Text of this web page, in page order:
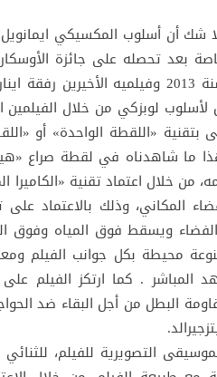
شك أن أسلوب المكسيكي
بعد تحصله على جائزة
لأسلوب لوبزكي من خلال
«اللقطة الواحدة» أو
وهذا ما شاهدناه في لقطة
من خلال اعتماد تقنية «الكاميرا
المكاني، وذلك بالاعتماد
ويسقط فوق المياه وفوق
محيطة بكل جوانب الفيلم
. كما ارتكز الفيلم
البطل من أجل البقاء ضد
التصويرية للفيلم،